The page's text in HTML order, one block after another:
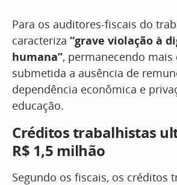
Para os auditores-fiscais do
caracteriza “grave violação à
humana”, permanecendo mais
submetida a ausência de
dependência econômica e
educação.
Créditos trabalhistas
R$ 1,5 milhão
Segundo os fiscais, os créditos